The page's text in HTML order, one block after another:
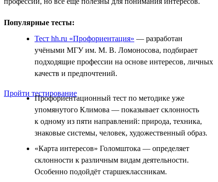
Популярные тесты:
Тест hh.ru «Профориентация» — разработан
учёными МГУ им. М. В. Ломоносова, подбирает
подходящие профессии на основе интересов, личных
качеств и предпочтений.
Пройти тестирование
Профориентационный тест по методике уже
упомянутого Климова — показывает склонность
к одному из пяти направлений: природа, техника,
знаковые системы, человек, художественный образ.
«Карта интересов» Голомштока — определяет
склонности к различным видам деятельности.
Особенно подойдёт старшеклассникам.